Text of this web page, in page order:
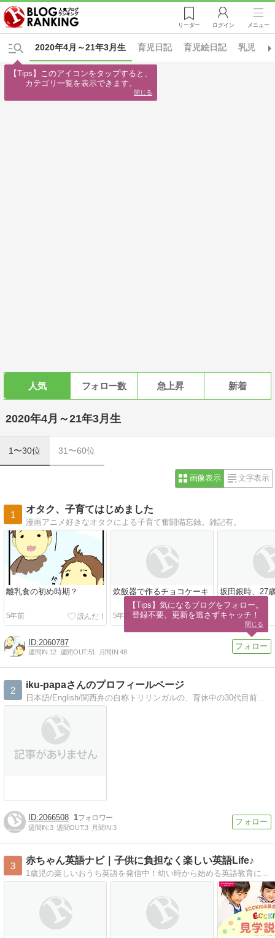
リーダー ログイン メニュー
育児日記 育児絵日記 乳児
2020年4月～21年3月生
人気 フォロー数 急上昇 新着
2020年4月～21年3月生
1〜30位 31〜60位
画像表示 文字表示
1
オタク、子育てはじめました
漫画アニメ好きなオタクによる子育て奮闘備忘録。雑記有。
離乳食の初め時期？
5年前
炊飯器で作るチョコケーキ
5年前
坂田銀時、27
5年前
2060787
週間IN:12 週間OUT:51 月間IN:48
2
iku-papaさんのプロフィールページ
2066508 1
週間IN:3 週間OUT:3 月間IN:3
3
赤ちゃん英語ナビ｜子供に負担なく楽しい英語Life♪
【Tips】このアイコンをタップすると、
カテゴリ一覧を表示できます。
閉じる
【Tips】気になるブログをフォロー。
登録不要。更新を逃さずキャッチ！
閉じる